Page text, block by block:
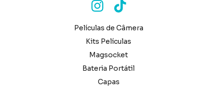
Películas de Câmera
Kits Películas
Magsocket
Bateria Portátil
Capas